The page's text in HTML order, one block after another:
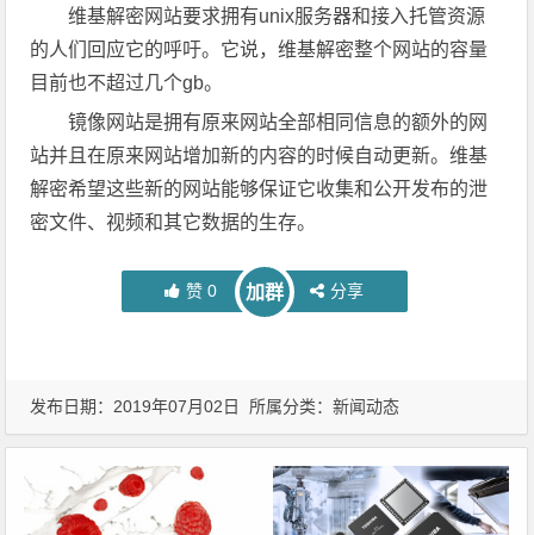
维基解密网站要求拥有unix服务器和接入托管资源
的人们回应它的呼吁。它说，维基解密整个网站的容量
目前也不超过几个gb。
镜像网站是拥有原来网站全部相同信息的额外的网
站并且在原来网站增加新的内容的时候自动更新。维基
解密希望这些新的网站能够保证它收集和公开发布的泄
密文件、视频和其它数据的生存。
赞 0 加群 分享
发布日期：2019年07月02日 所属分类：新闻动态